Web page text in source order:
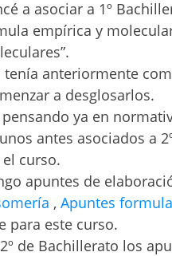
a asociar a 1º
empírica y
anteriormente
a desglosarlos.
ya en
antes asociados a
curso.
apuntes de
, Apuntes
para este curso.
de Bachillerato los